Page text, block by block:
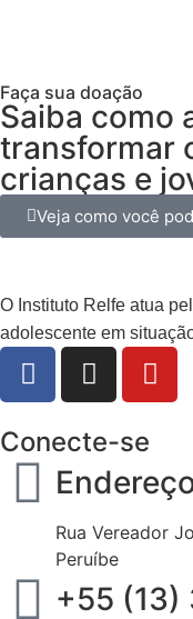
Faça sua doação
Saiba como
transformar
crianças e
Veja como você
O Instituto Relfe atua
adolescente em
Conecte-se
Rua Vereador
Peruíbe
+55